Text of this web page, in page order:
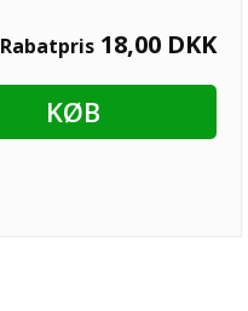
Rabatpris 18,00 DKK
KØB